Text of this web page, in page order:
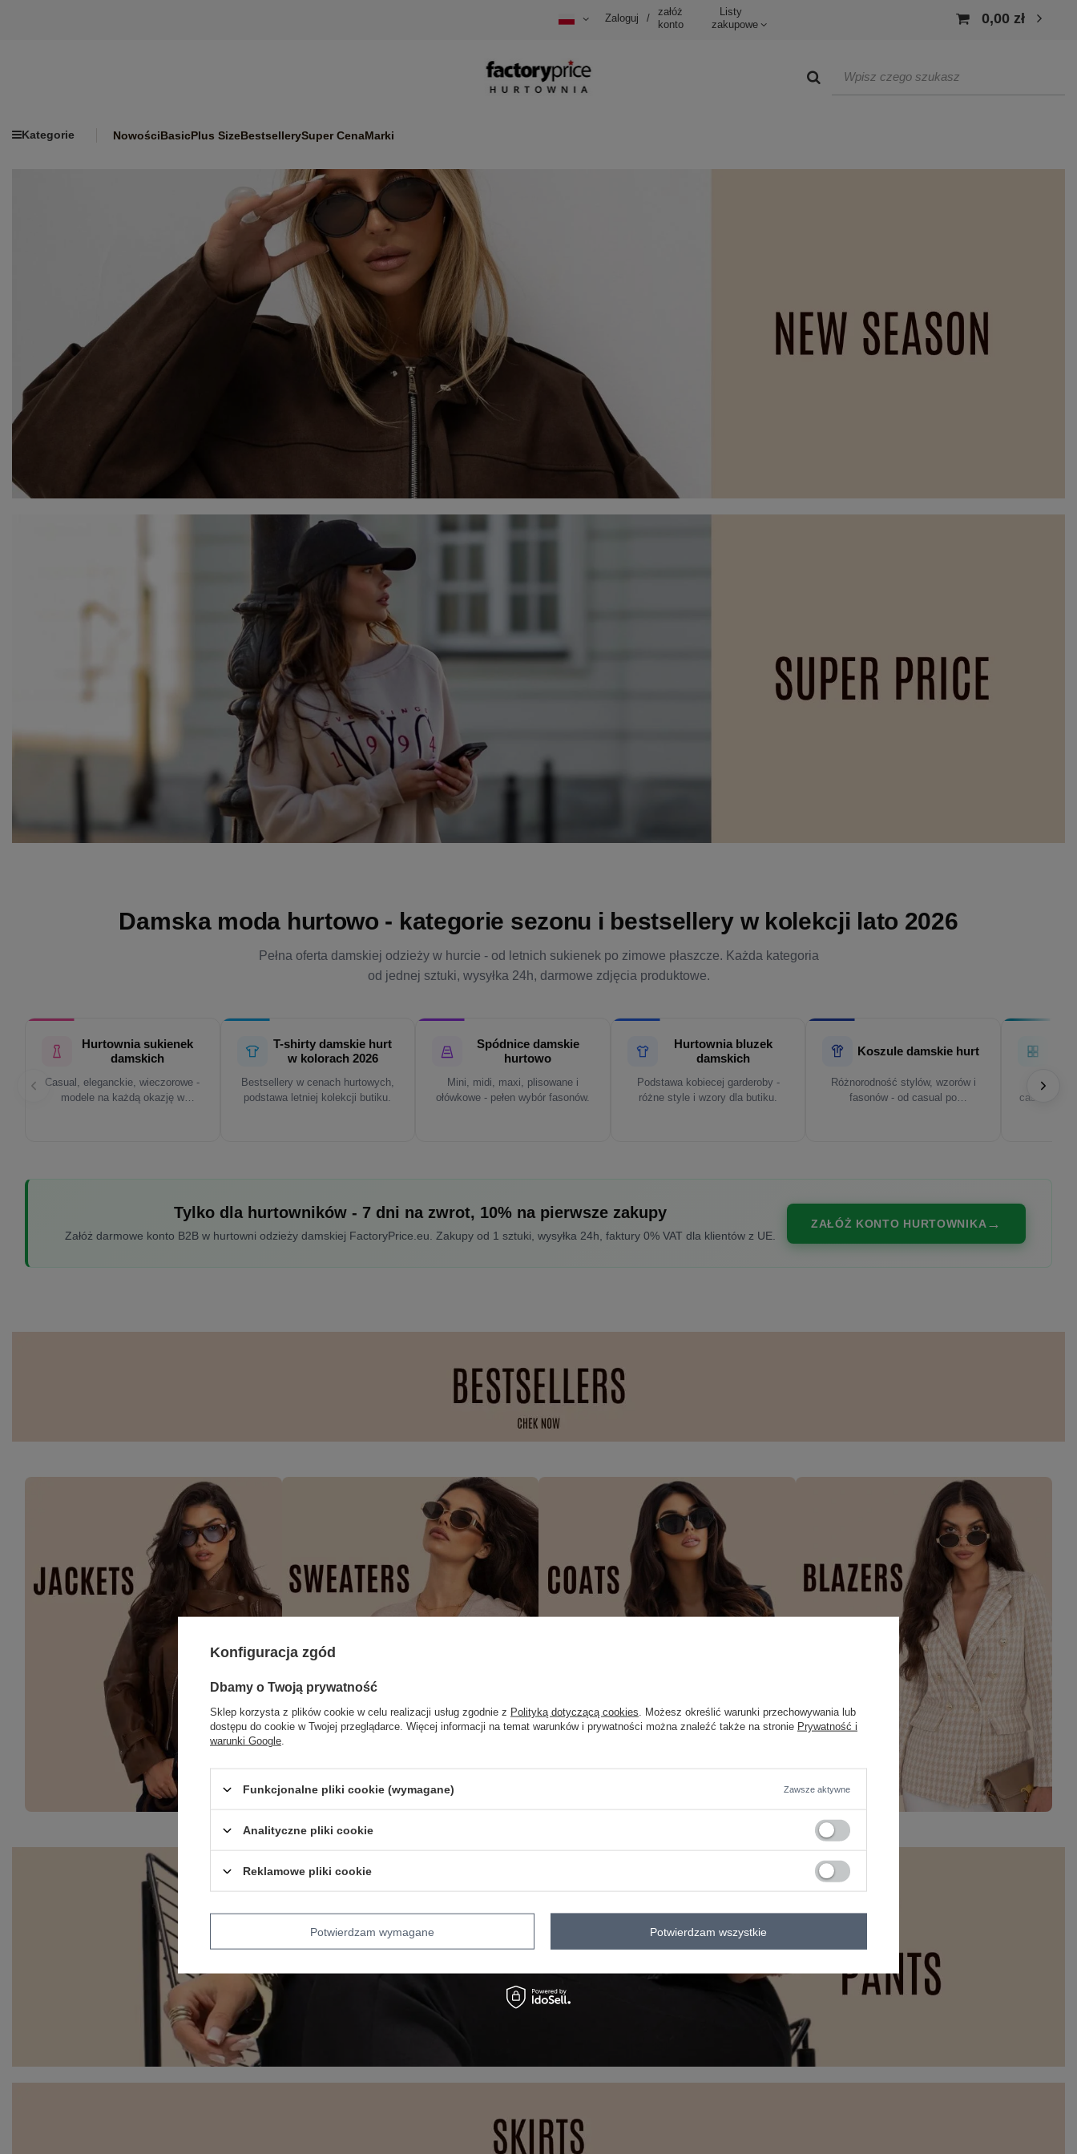
Zaloguj /
załóż
konto
Listy
zakupowe
0,00 zł
Kategorie NowościBasicPlus SizeBestsellerySuper CenaMarki
Damska moda hurtowo - kategorie sezonu i bestsellery w kolekcji lato 2026
Pełna oferta damskiej odzieży w hurcie - od letnich sukienek po zimowe płaszcze. Każda kategoria
od jednej sztuki, wysyłka 24h, darmowe zdjęcia produktowe.
Hurtownia sukienek
damskich
Casual, eleganckie, wieczorowe -
modele na każdą okazję w
T-shirty damskie hurt
w kolorach 2026
Bestsellery w cenach hurtowych,
podstawa letniej kolekcji butiku.
Spódnice damskie
hurtowo
Mini, midi, maxi, plisowane i
ołówkowe - pełen wybór fasonów.
Hurtownia bluzek
damskich
Podstawa kobiecej garderoby -
różne style i wzory dla butiku.
Koszule damskie hurt
Różnorodność stylów, wzorów i
fasonów - od casual po
casualowe,
Tylko dla hurtowników - 7 dni na zwrot, 10% na pierwsze zakupy
Załóż darmowe konto B2B w hurtowni odzieży damskiej FactoryPrice.eu. Zakupy od 1 sztuki, wysyłka 24h, faktury 0% VAT dla klientów z UE.
ZAŁÓŻ KONTO HURTOWNIKA
Konfiguracja zgód
Dbamy o Twoją prywatność
Sklep korzysta z plików cookie w celu realizacji usług zgodnie z Polityką dotyczącą cookies . Możesz określić warunki przechowywania lub
dostępu do cookie w Twojej przeglądarce. Więcej informacji na temat warunków i prywatności można znaleźć także na stronie Prywatność i
warunki Google
Funkcjonalne pliki cookie (wymagane) Zawsze aktywne
Analityczne pliki cookie
Reklamowe pliki cookie
Potwierdzam wymagane Potwierdzam wszystkie